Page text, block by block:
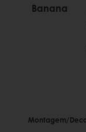
Banana
Montagem/